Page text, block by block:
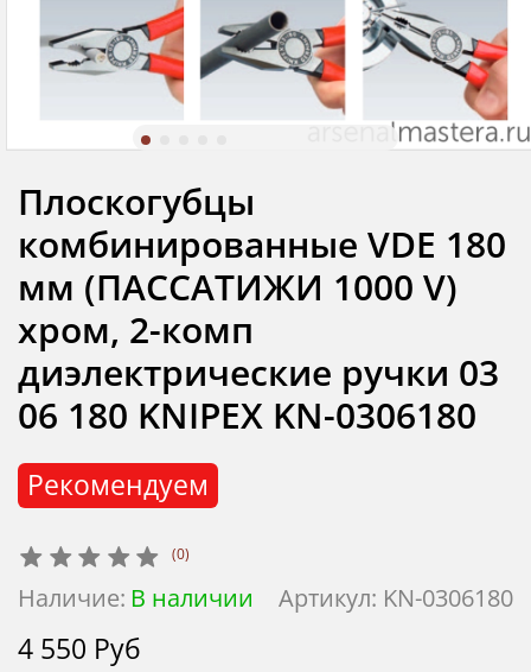
(0)
Артикул: KN-0306180
Наличие: В наличии
Рекомендуем
Плоскогубцы
комбинированные VDE 180
мм (ПАССАТИЖИ 1000 V)
хром, 2-комп
диэлектрические ручки 03
06 180 KNIPEX KN-0306180
4 550 Руб